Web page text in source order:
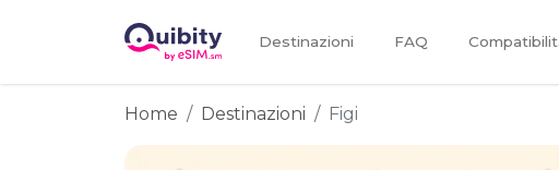
Destinazioni FAQ
Home Destinazioni Figi